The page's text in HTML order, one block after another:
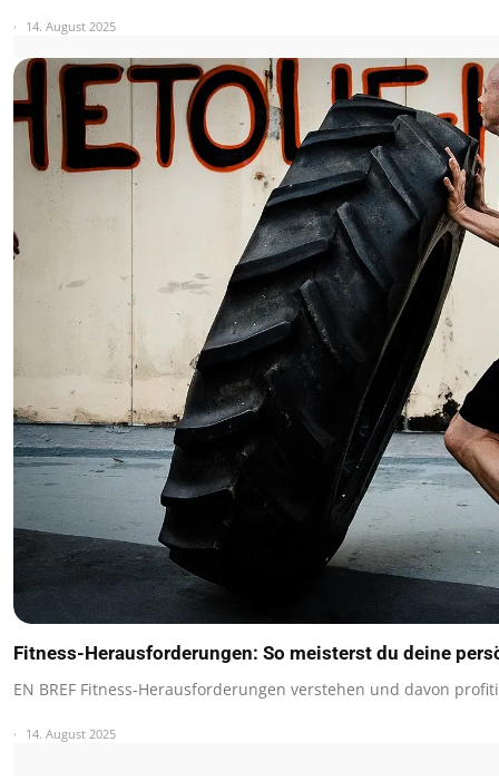
14. August 2025
Fitness-Herausforderungen: So meisterst du deine
EN BREF Fitness-Herausforderungen verstehen und davon
14. August 2025